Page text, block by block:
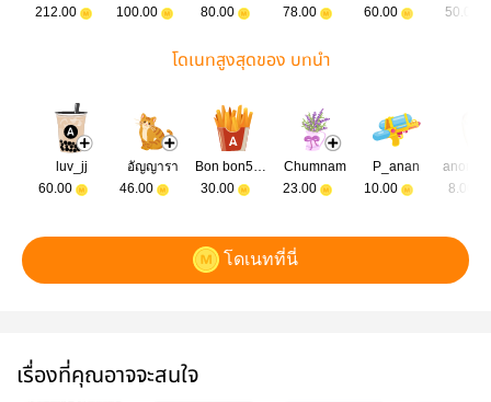
212.00
100.00
80.00
78.00
60.00
50.00
โดเนทสูงสุดของ บทนำ
luv_jj
60.00
อัญญารา
46.00
Bon bon5244
30.00
Chumnam
23.00
P_anan
10.00
8.00
โดเนทที่นี่
เรื่องที่คุณอาจจะสนใจ